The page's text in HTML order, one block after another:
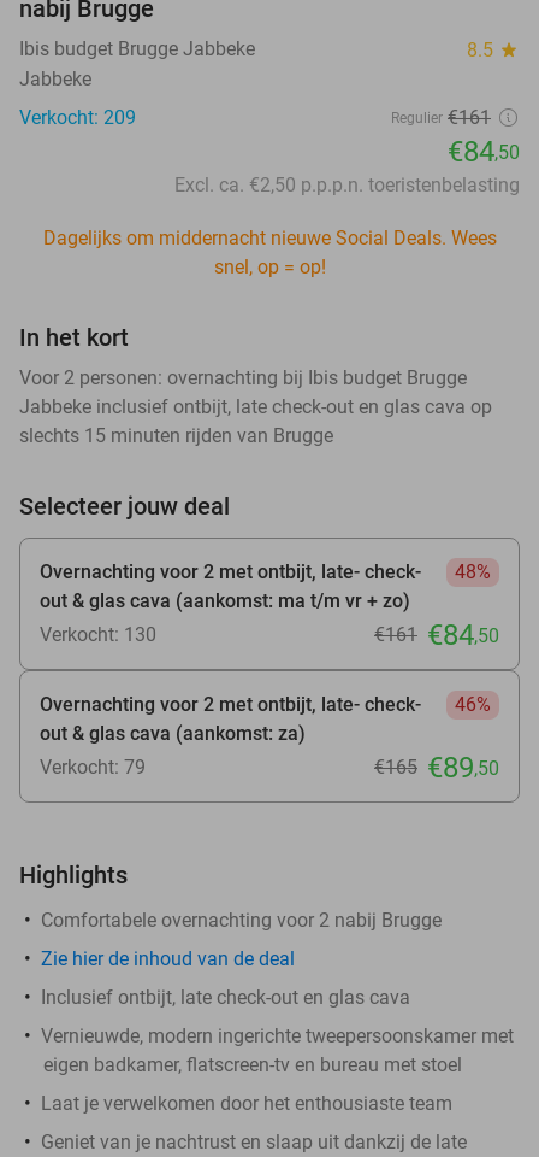
nabij Brugge
Ibis budget Brugge Jabbeke 8.5 star
Jabbeke
Verkocht: 209
Regulier €161
€84,50
Excl. ca. €2,50 p.p.p.n. toeristenbelasting
Dagelijks om middernacht nieuwe Social Deals. Wees
snel, op = op!
In het kort
Voor 2 personen: overnachting bij Ibis budget Brugge
Jabbeke inclusief ontbijt, late check-out en glas cava op
slechts 15 minuten rijden van Brugge
Selecteer jouw deal
Overnachting voor 2 met ontbijt, late- check-
out & glas cava (aankomst: ma t/m vr + zo)
48%
Verkocht: 130 €161 €84,50
Overnachting voor 2 met ontbijt, late- check-
out & glas cava (aankomst: za)
46%
Verkocht: 79 €165 €89,50
Highlights
Comfortabele overnachting voor 2 nabij Brugge
Zie hierde inhoud van de deal
Inclusief ontbijt, late check-out en glas cava
Vernieuwde, modern ingerichte tweepersoonskamer met
eigen badkamer, flatscreen-tv en bureau met stoel
Laat je verwelkomen door het enthousiaste team
Geniet van je nachtrust en slaap uit dankzij de late